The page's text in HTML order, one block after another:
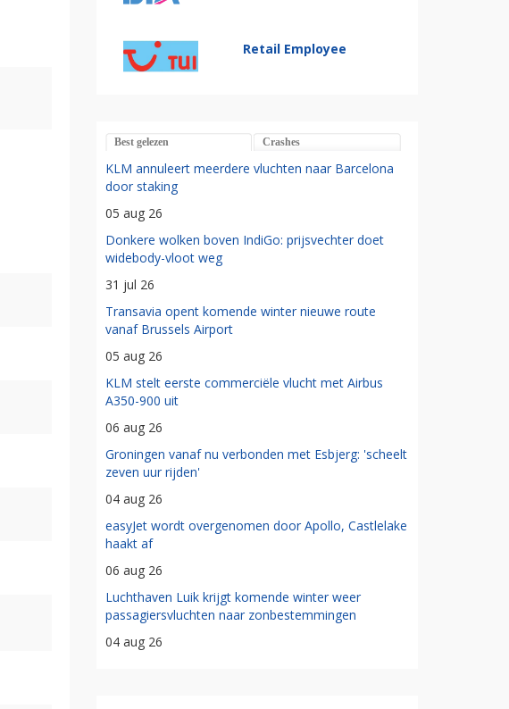
Retail Employee
Best gelezen Crashes
KLM annuleert meerdere vluchten naar Barcelona
door staking
05 aug 26
Donkere wolken boven IndiGo: prijsvechter doet
widebody-vloot weg
31 jul 26
Transavia opent komende winter nieuwe route
vanaf Brussels Airport
05 aug 26
KLM stelt eerste commerciële vlucht met Airbus
A350-900 uit
06 aug 26
Groningen vanaf nu verbonden met Esbjerg: 'scheelt
zeven uur rijden'
04 aug 26
easyJet wordt overgenomen door Apollo, Castlelake
haakt af
06 aug 26
Luchthaven Luik krijgt komende winter weer
passagiersvluchten naar zonbestemmingen
04 aug 26